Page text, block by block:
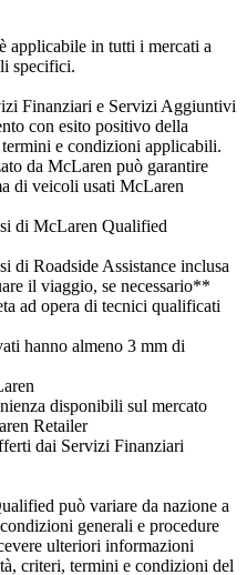
applicabile in tutti i mercati a
specifici.
Finanziari e Servizi Aggiuntivi
con esito positivo della
e condizioni applicabili.
da McLaren può garantire
di veicoli usati McLaren
di McLaren Qualified
di Roadside Assistance inclusa
il viaggio, se necessario**
ad opera di tecnici qualificati
hanno almeno 3 mm di
disponibili sul mercato
Retailer
dai Servizi Finanziari
può variare da nazione a
generali e procedure
ulteriori informazioni
criteri, termini e condizioni del